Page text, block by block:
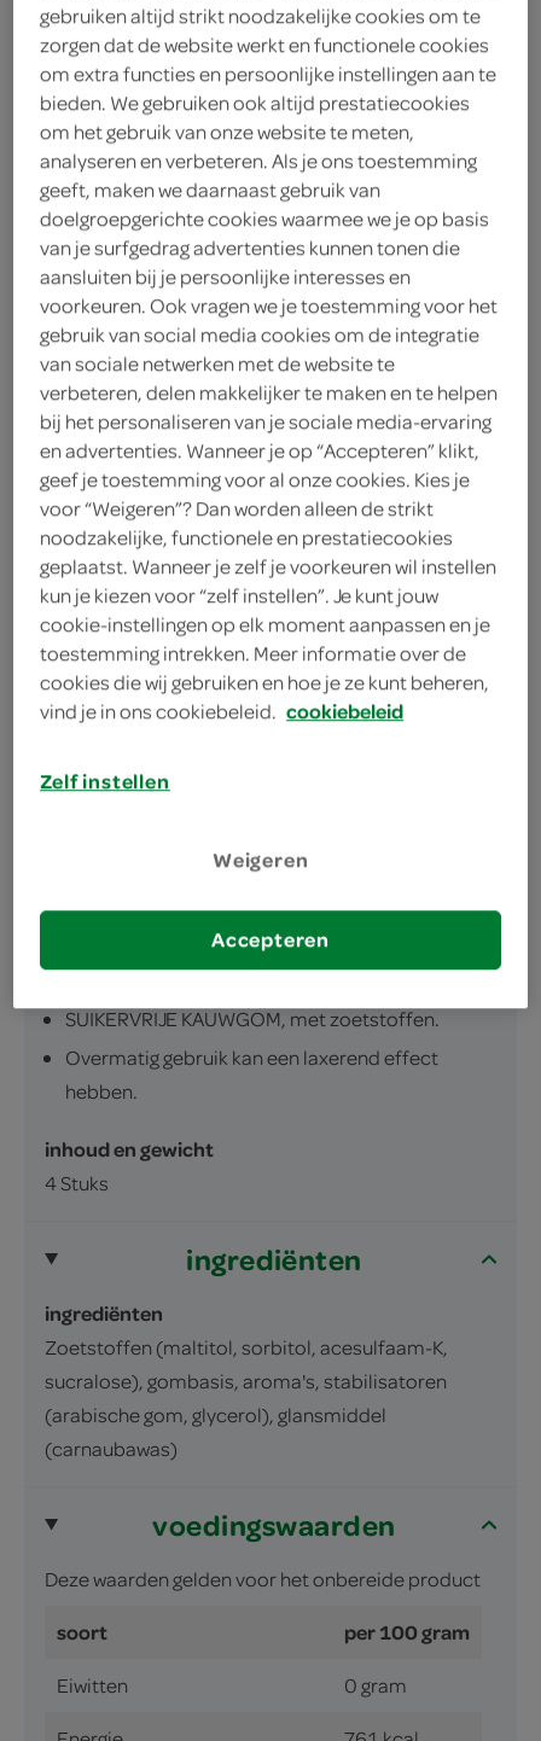
Sportlife sugar free
gums extramint
Sportlife
3.
89
4 Stuks
Let op: aanbiedingen zijn niet zichtbaar bij de
producten, maar worden wél automatisch
verwerkt in de winkelmand.
suikervrije kauwgom met langdurige frisse
extramintsmaak
4 handige meeneem verpakkingen
dankzij het verbeterde recept blijft de kauwgom
nóg langer fris
omschrijving
SUIKERVRIJE KAUWGOM, met zoetstoffen.
Overmatig gebruik kan een laxerend effect
hebben.
inhoud en gewicht
4 Stuks
ingrediënten
ingrediënten
Zoetstoffen (maltitol, sorbitol, acesulfaam-K,
sucralose), gombasis, aroma's, stabilisatoren
(arabische gom, glycerol), glansmiddel
(carnaubawas)
voedingswaarden
Deze waarden gelden voor het onbereide product
soort per 100 gram
Eiwitten 0 gram
gebruiken altijd strikt noodzakelijke cookies om te
zorgen dat de website werkt en functionele cookies
om extra functies en persoonlijke instellingen aan te
bieden. We gebruiken ook altijd prestatiecookies
om het gebruik van onze website te meten,
analyseren en verbeteren. Als je ons toestemming
geeft, maken we daarnaast gebruik van
doelgroepgerichte cookies waarmee we je op basis
van je surfgedrag advertenties kunnen tonen die
aansluiten bij je persoonlijke interesses en
voorkeuren. Ook vragen we je toestemming voor het
gebruik van social media cookies om de integratie
van sociale netwerken met de website te
verbeteren, delen makkelijker te maken en te helpen
bij het personaliseren van je sociale media-ervaring
en advertenties. Wanneer je op “Accepteren” klikt,
geef je toestemming voor al onze cookies. Kies je
voor “Weigeren”? Dan worden alleen de strikt
noodzakelijke, functionele en prestatiecookies
geplaatst. Wanneer je zelf je voorkeuren wil instellen
kun je kiezen voor “zelf instellen”. Je kunt jouw
cookie-instellingen op elk moment aanpassen en je
toestemming intrekken. Meer informatie over de
cookies die wij gebruiken en hoe je ze kunt beheren,
vind je in ons cookiebeleid. cookiebeleid
Zelf instellen
Weigeren
Accepteren